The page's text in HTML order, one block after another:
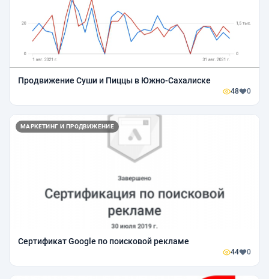
Продвижение Суши и Пиццы в Южно-Сахалиске
48 0
МАРКЕТИНГ И ПРОДВИЖЕНИЕ
Сертификат Google по поисковой рекламе
44 0